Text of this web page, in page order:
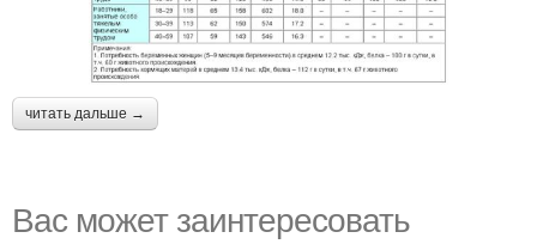
читать дальше →
Вас может заинтересовать